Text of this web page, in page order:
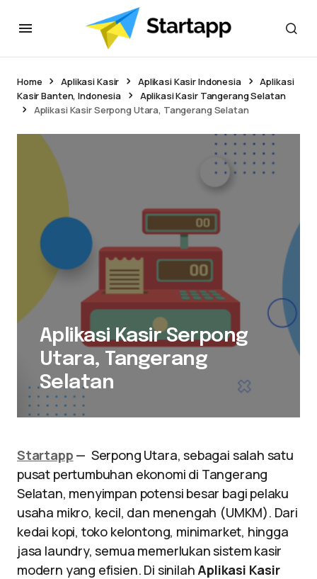
Home Aplikasi Kasir Aplikasi Kasir Indonesia
Aplikasi
Kasir Banten, Indonesia
Aplikasi Kasir Tangerang Selatan
Aplikasi Kasir Serpong Utara, Tangerang Selatan
Aplikasi Kasir Serpong
Utara, Tangerang
Selatan
Startapp — Serpong Utara, sebagai salah satu
pusat pertumbuhan ekonomi di Tangerang
Selatan, menyimpan potensi besar bagi pelaku
usaha mikro, kecil, dan menengah (UMKM). Dari
kedai kopi, toko kelontong, minimarket, hingga
jasa laundry, semua memerlukan sistem kasir
modern yang efisien. Di sinilahAplikasi Kasir